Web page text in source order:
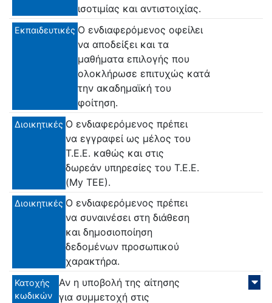
ισοτιμίας και αντιστοιχίας.
Εκπαιδευτικές Ο ενδιαφερόμενος οφείλει
να αποδείξει και τα
μαθήματα επιλογής που
ολοκλήρωσε επιτυχώς κατά
την ακαδημαϊκή του
φοίτηση.
Διοικητικές Ο ενδιαφερόμενος πρέπει
να εγγραφεί ως μέλος του
Τ.Ε.Ε. καθώς και στις
δωρεάν υπηρεσίες του Τ.Ε.Ε.
(My ΤΕΕ).
Διοικητικές Ο ενδιαφερόμενος πρέπει
να συναινέσει στη διάθεση
και δημοσιοποίηση
δεδομένων προσωπικού
χαρακτήρα.
Κατοχής
κωδικών
Αν η υποβολή της αίτησης
για συμμετοχή στις